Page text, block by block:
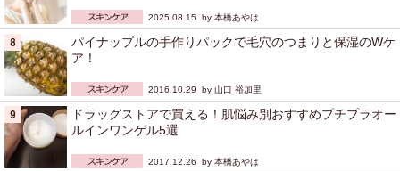
2025.08.15 by 本橋あやは
パイナップルの手作りパックで毛穴のつまりと保湿のWケ
ア！
2016.10.29 by 山口 裕加里
ドラッグストアで買える！肌悩み別おすすめプチプラオー
ルインワンゲル5選
2017.12.26 by 本橋あやは